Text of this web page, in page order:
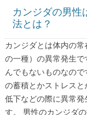
カンジダの男性
法とは？
カンジダとは体内の
の一種）の異常発生
んでもないものなの
の蓄積とかストレス
低下などの際に異常
す。 男性のカンジダ